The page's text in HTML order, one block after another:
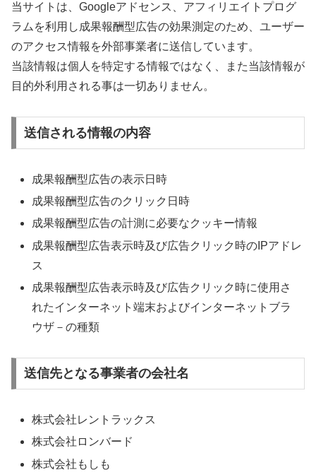
当サイトは、Googleアドセンス、アフィリエイトプログ
ラムを利用し成果報酬型広告の効果測定のため、ユーザー
のアクセス情報を外部事業者に送信しています。
当該情報は個人を特定する情報ではなく、また当該情報が
目的外利用される事は一切ありません。
送信される情報の内容
成果報酬型広告の表示日時
成果報酬型広告のクリック日時
成果報酬型広告の計測に必要なクッキー情報
成果報酬型広告表示時及び広告クリック時のIPアドレ
ス
成果報酬型広告表示時及び広告クリック時に使用さ
れたインターネット端末およびインターネットブラ
ウザ－の種類
送信先となる事業者の会社名
株式会社レントラックス
株式会社ロンバード
株式会社もしも